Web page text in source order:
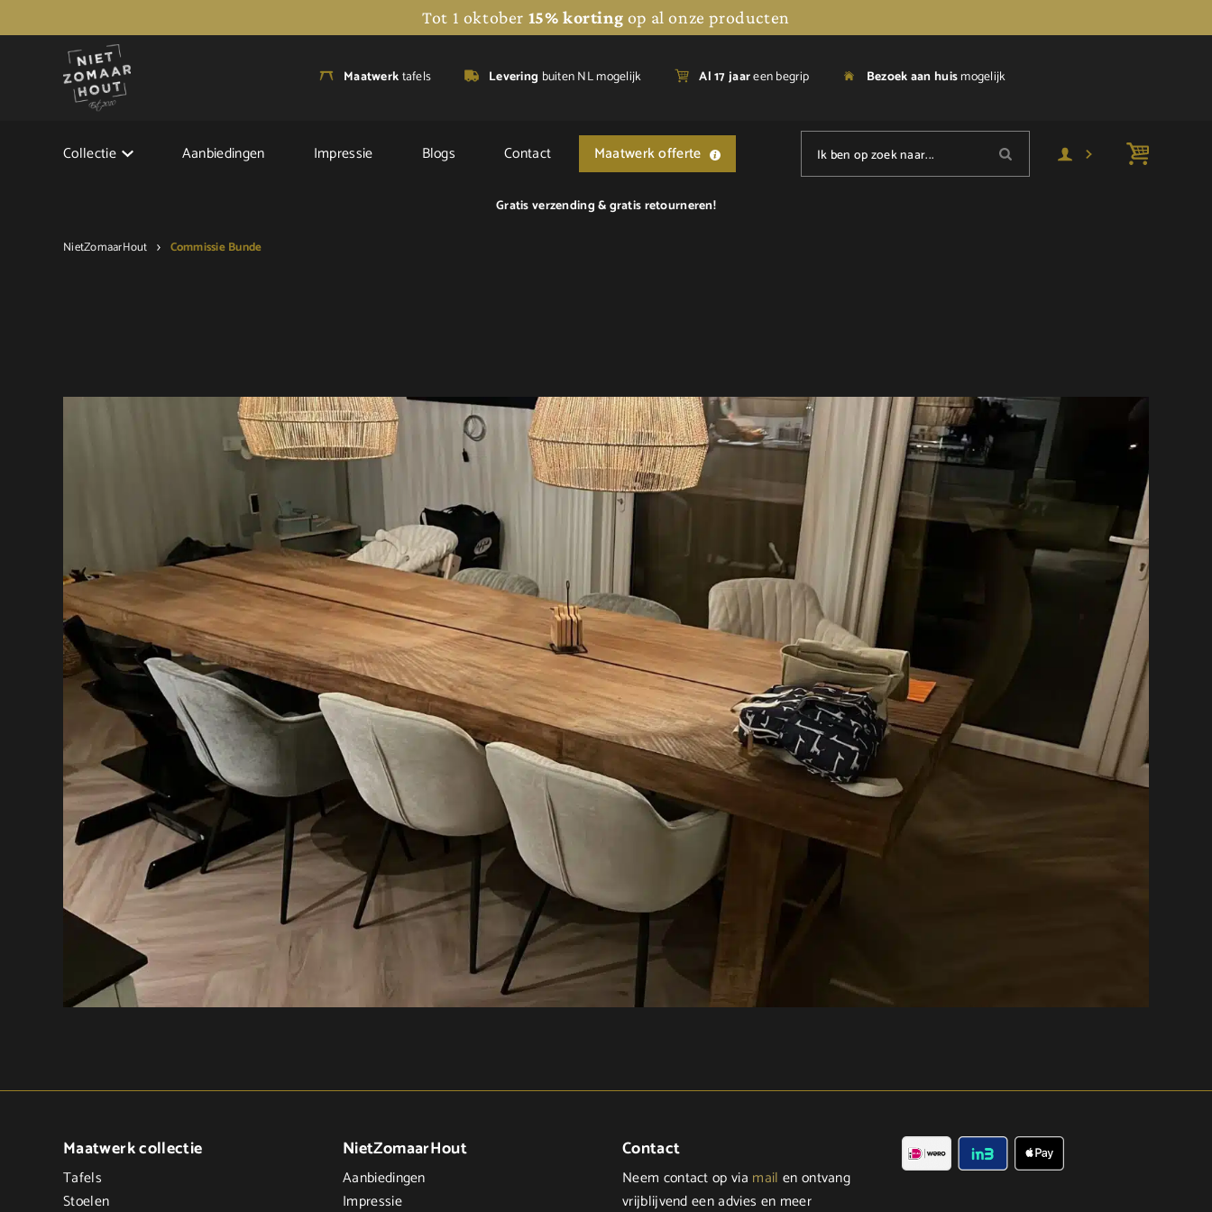
Tot 1 oktober 15% korting op al onze producten
Maatwerktafels Levering buiten NL mogelijk Al 17 jaareen begrip Bezoek aan huismogelijk
Collectie Aanbiedingen Impressie Blogs Contact Maatwerk offerte Ik ben op zoek naar...
Gratis verzending &gratis retourneren!
NietZomaarHout Commissie Bunde
Maatwerk collectie
Tafels
Stoelen
NietZomaarHout
Aanbiedingen
Impressie
Contact
Neem contact op via mail en ontvang
vrijblijvend een advies en meer